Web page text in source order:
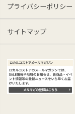
プライバシーポリシー
サイトマップ